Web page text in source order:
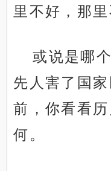
里不好，那里
或说是哪
先人害了国
前，你看看
何。